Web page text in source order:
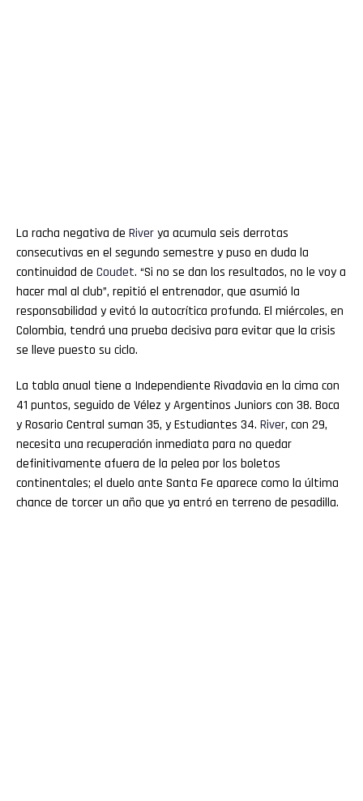
La racha negativa de Riverya acumula seis derrotas
consecutivas en el segundo semestre y puso en duda la
continuidad de Coudet. “Si no se dan los resultados, no le voy a
hacer mal al club”, repitió el entrenador, que asumió la
responsabilidad y evitó la autocrítica profunda. El miércoles, en
Colombia, tendrá una prueba decisiva para evitar que la crisis
se lleve puesto su ciclo.
La tabla anual tiene a Independiente Rivadavia en la cima con
41 puntos, seguido de Vélez y Argentinos Juniors con 38. Boca
y Rosario Central suman 35, y Estudiantes 34. River, con 29,
necesita una recuperación inmediata para no quedar
definitivamente afuera de la pelea por los boletos
continentales; el duelo ante Santa Fe aparece como la última
chance de torcer un año que ya entró en terreno de pesadilla.